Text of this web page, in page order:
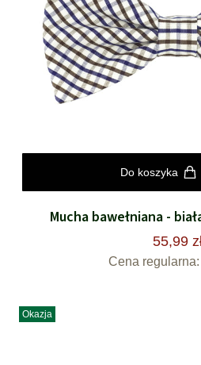
Do koszyka
Mucha bawełniana -
55,99
Cena regularna:
Okazja